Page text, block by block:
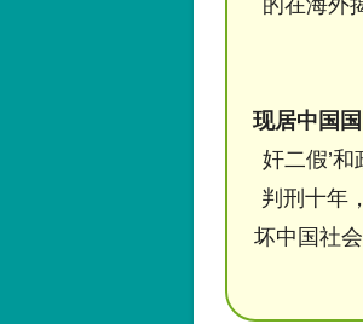
现居中国
奸二假’
判刑十年
坏中国社